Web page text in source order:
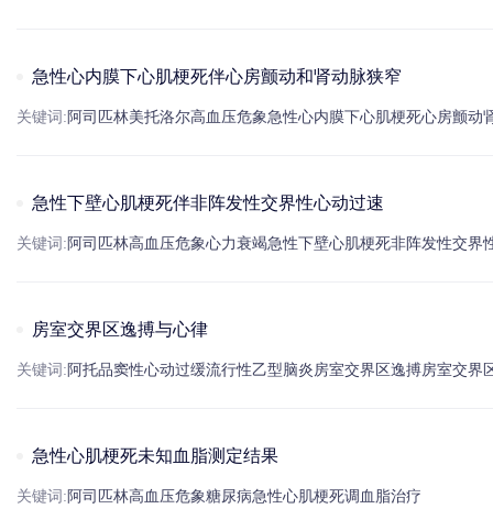
急性心内膜下心肌梗死伴心房颤动和肾动脉狭窄
关键词: 阿司匹林美托洛尔高血压危象急性心内膜下心肌梗死心房颤动
急性下壁心肌梗死伴非阵发性交界性心动过速
关键词: 阿司匹林高血压危象心力衰竭急性下壁心肌梗死非阵发性交界
房室交界区逸搏与心律
关键词: 阿托品窦性心动过缓流行性乙型脑炎房室交界区逸搏房室交界
急性心肌梗死未知血脂测定结果
关键词: 阿司匹林高血压危象糖尿病急性心肌梗死调血脂治疗